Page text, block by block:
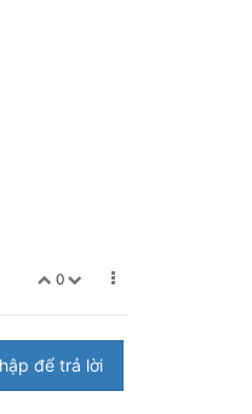
0
để trả lời